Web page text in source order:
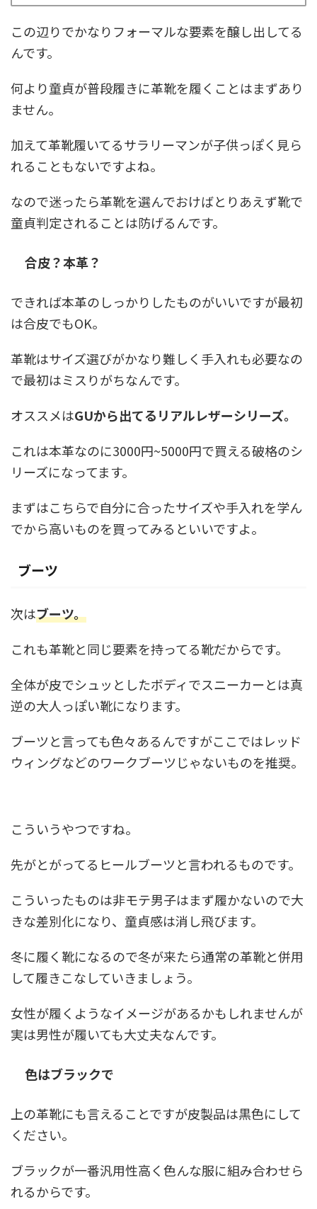
この辺りでかなりフォーマルな要素を醸し出してる
んです。
何より童貞が普段履きに革靴を履くことはまずあり
ません。
加えて革靴履いてるサラリーマンが子供っぽく見ら
れることもないですよね。
なので迷ったら革靴を選んでおけばとりあえず靴で
童貞判定されることは防げるんです。
合皮？本革？
できれば本革のしっかりしたものがいいですが最初
は合皮でもOK。
革靴はサイズ選びがかなり難しく手入れも必要なの
で最初はミスりがちなんです。
オススメはGUから出てるリアルレザーシリーズ。
これは本革なのに3000円~5000円で買える破格のシ
リーズになってます。
まずはこちらで自分に合ったサイズや手入れを学ん
でから高いものを買ってみるといいですよ。
ブーツ
次はブーツ。
これも革靴と同じ要素を持ってる靴だからです。
全体が皮でシュッとしたボディでスニーカーとは真
逆の大人っぽい靴になります。
ブーツと言っても色々あるんですがここではレッド
ウィングなどのワークブーツじゃないものを推奨。
こういうやつですね。
先がとがってるヒールブーツと言われるものです。
こういったものは非モテ男子はまず履かないので大
きな差別化になり、童貞感は消し飛びます。
冬に履く靴になるので冬が来たら通常の革靴と併用
して履きこなしていきましょう。
女性が履くようなイメージがあるかもしれませんが
実は男性が履いても大丈夫なんです。
色はブラックで
上の革靴にも言えることですが皮製品は黒色にして
ください。
ブラックが一番汎用性高く色んな服に組み合わせら
れるからです。